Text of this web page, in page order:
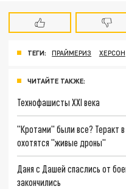
ТЕГИ: ПРАЙМЕРИЗ ХЕРСОН
ЧИТАЙТЕ ТАКЖЕ:
Технофашисты XXI века
"Кротами" были все? Теракт
охотятся "живые дроны"
Даня с Дашей спаслись от
закончились